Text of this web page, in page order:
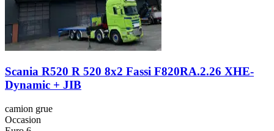
Scania R520 R 520 8x2 Fassi F820RA.2.26 XHE-
Dynamic + JIB
camion grue
Occasion